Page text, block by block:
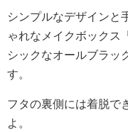
シンプルなデザインと
ゃれなメイクボックス
シックなオールブラッ
す。
フタの裏側には着脱で
よ。